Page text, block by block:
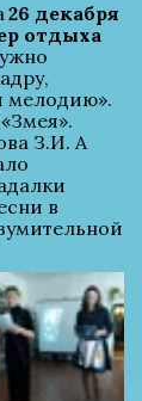
26 декабря
отдыха
мелодию».
З.И. А
в